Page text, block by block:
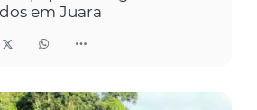
em Juara